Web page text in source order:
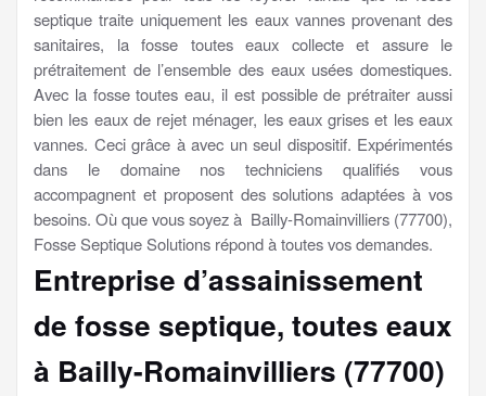
septique traite uniquement les eaux vannes provenant des
sanitaires, la fosse toutes eaux collecte et assure le
prétraitement de l’ensemble des eaux usées domestiques.
Avec la fosse toutes eau, il est possible de prétraiter aussi
bien les eaux de rejet ménager, les eaux grises et les eaux
vannes. Ceci grâce à avec un seul dispositif. Expérimentés
dans le domaine nos techniciens qualifiés vous
accompagnent et proposent des solutions adaptées à vos
besoins. Où que vous soyez à Bailly-Romainvilliers (77700),
Fosse Septique Solutions répond à toutes vos demandes.
Entreprise d’assainissement
de fosse septique, toutes eaux
à Bailly-Romainvilliers (77700)